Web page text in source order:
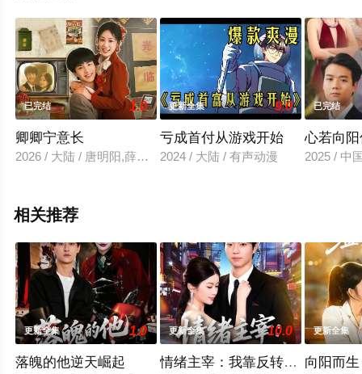
已完结 1.0
卿卿宁意长
2026 / 大陆 / 唐明阳,薛琪慧
更新全集 9.0
亏成首付从游戏开始
2024 / 大陆 / 有声动漫
已完结
心若向
2025 / 中
相关推荐
更新全集 1.0
落魄的他逆天崛起
更新全集 10.0
情绪主宰：我靠反转人生封神
更新全集
向阳而